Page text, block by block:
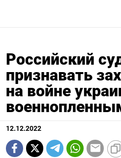
Российский
признавать
на войне
12.12.2022